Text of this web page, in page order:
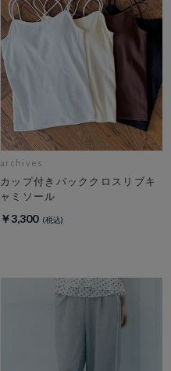
archives
カップ付きバッククロスリブキ
ャミソール
￥3,300